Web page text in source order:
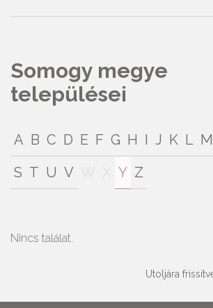
Somogy megye
települései
A B C D E F G H I J K L M
S T U V W Y Z
Nincs találat.
Utoljára